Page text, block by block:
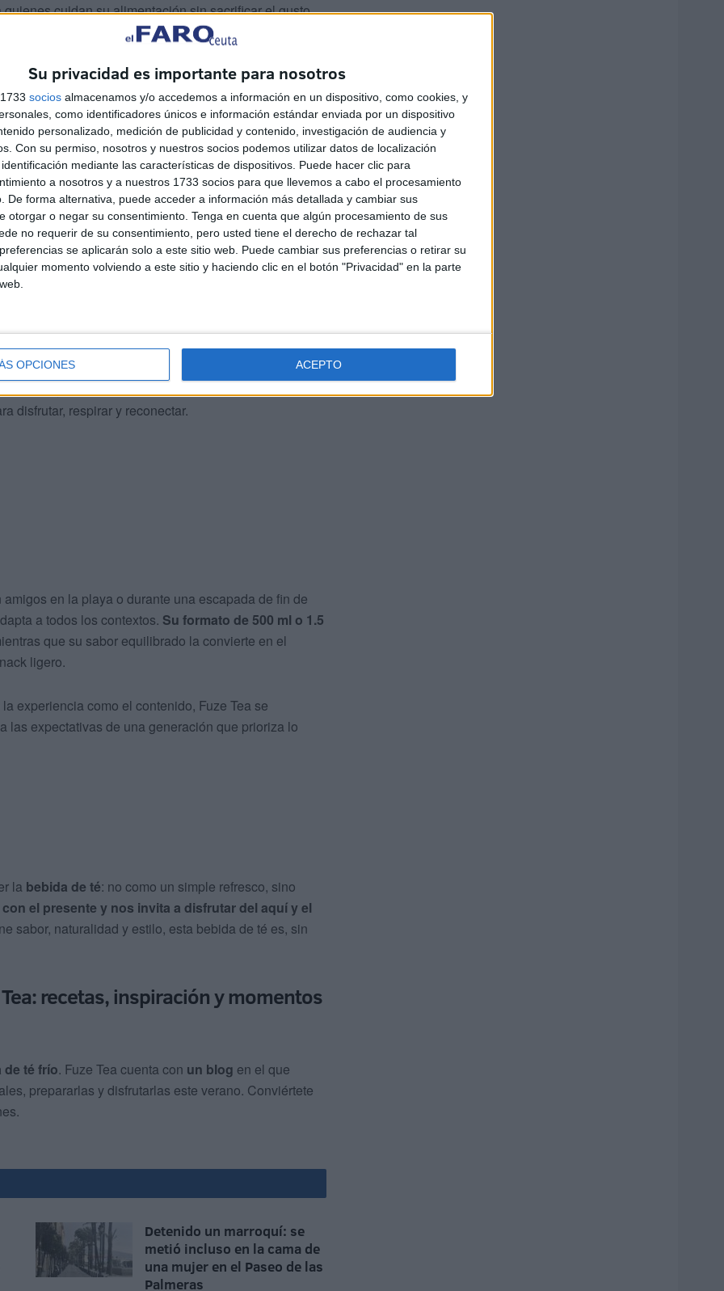
Su privacidad es importante para nosotros
socios almacenamos y/o accedemos a información en un dispositivo, como cookies, y
como identificadores únicos e información estándar enviada por un dispositivo
personalizado, medición de publicidad y contenido, investigación de audiencia y
Con su permiso, nosotros y nuestros socios podemos utilizar datos de localización
mediante las características de dispositivos. Puede hacer clic para
a nosotros y a nuestros 1733 socios para que llevemos a cabo el procesamiento
De forma alternativa, puede acceder a información más detallada y cambiar sus
otorgar o negar su consentimiento. Tenga en cuenta que algún procesamiento de sus
no requerir de su consentimiento, pero usted tiene el derecho de rechazar tal
se aplicarán solo a este sitio web. Puede cambiar sus preferencias o retirar su
momento volviendo a este sitio y haciendo clic en el botón "Privacidad" en la parte
OPCIONES ACEPTO
cuidan su alimentación sin sacrificar el gusto.
los más deportistas y amantes del wellness,
de tédeliciosa, sino también por su impacto
fuentes sostenibles certificadas por Rainforest
prácticas agrícolas responsables.
en sus envases reciclables y en su mensaje
con ellos mismos y con el entorno,
Bajo el lema ‘Tómate un momento’, Fuze Tea
disfrutar, respirar y reconectar.
en la playa o durante una escapada de fin de
a todos los contextos. Su formato de 500 ml o 1.5
que su sabor equilibrado la convierte en el
ligero.
experiencia como el contenido, Fuze Tea se
las expectativas de una generación que prioriza lo
la bebida de té: no como un simple refresco, sino
el presente y nos invita a disfrutar del aquí y el
sabor, naturalidad y estilo, esta bebida de té es, sin
Tea: recetas, inspiración y momentos
de té frío. Fuze Tea cuenta con un blog en el que
prepararlas y disfrutarlas este verano. Conviértete
Detenido un marroquí: se
metió incluso en la cama de
una mujer en el Paseo de las
Palmeras